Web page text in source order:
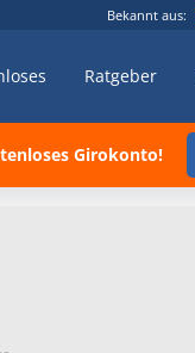
Bekannt aus:
Ratgeber
Girokonto!